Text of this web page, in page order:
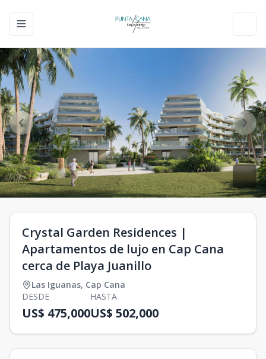
Toggle navigation menu
Crystal Garden Residences |
Apartamentos de lujo en Cap Cana
cerca de Playa Juanillo
Las Iguanas, Cap Cana
DESDE
US$ 475,000
HASTA
US$ 502,000